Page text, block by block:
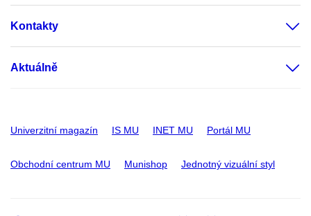
Kontakty
Aktuálně
Univerzitní magazín IS MU INET MU Portál MU
Obchodní centrum MU Munishop Jednotný vizuální styl